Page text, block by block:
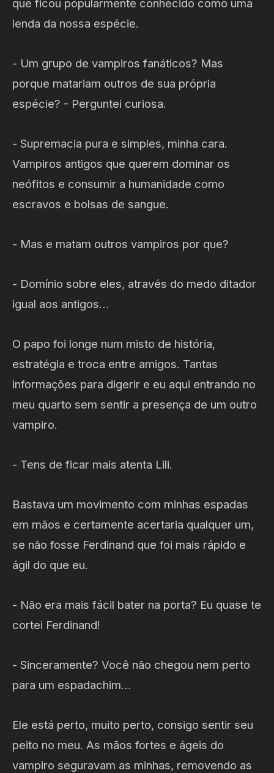
que ficou popularmente conhecido como uma
lenda da nossa espécie.
- Um grupo de vampiros fanáticos? Mas
porque matariam outros de sua própria
espécie? - Perguntei curiosa.
- Supremacia pura e simples, minha cara.
Vampiros antigos que querem dominar os
neófitos e consumir a humanidade como
escravos e bolsas de sangue.
- Mas e matam outros vampiros por que?
- Domínio sobre eles, através do medo ditador
igual aos antigos…
O papo foi longe num misto de história,
estratégia e troca entre amigos. Tantas
informações para digerir e eu aqui entrando no
meu quarto sem sentir a presença de um outro
vampiro.
- Tens de ficar mais atenta Lili.
Bastava um movimento com minhas espadas
em mãos e certamente acertaria qualquer um,
se não fosse Ferdinand que foi mais rápido e
ágil do que eu.
- Não era mais fácil bater na porta? Eu quase te
cortei Ferdinand!
- Sinceramente? Você não chegou nem perto
para um espadachim…
Ele está perto, muito perto, consigo sentir seu
peito no meu. As mãos fortes e ágeis do
vampiro seguravam as minhas, removendo as